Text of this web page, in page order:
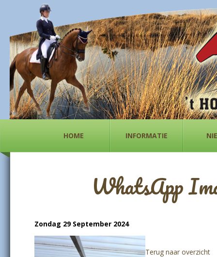
HOME INFORMATIE
WhatsApp
Zondag 29 September 2024
Terug naar overzicht